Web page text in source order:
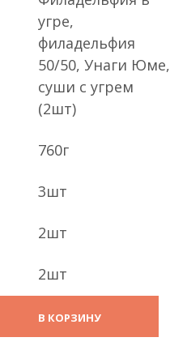
угре,
филадельфия
50/50, Унаги Юме,
суши с угрем
(2шт)
760г
3шт
2шт
2шт
В КОРЗИНУ